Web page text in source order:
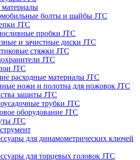
материалы
болты и шайбы JTC
JTC
пробки JTC
и зачистные диски JTC
стяжки JTC
JTC
JTC
расходные материалы JTC
ножи и полотна для ножовок JTC
защиты JTC
трубки JTC
оборудование JTC
JTC
для динамометрических ключей
для торцевых головок JTC